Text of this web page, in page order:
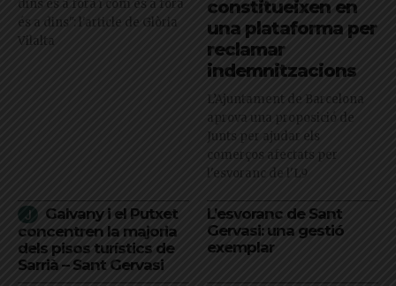
dins és a fora i com és a fora
és a dins": l'article de Glòria
Vilalta
constitueixen en
una plataforma per
reclamar
indemnitzacions
L’Ajuntament de Barcelona
aprova una proposició de
Junts per ajudar els
comerços afectats per
l'esvoranc de l'L9
Galvany i el Putxet
concentren la majoria
dels pisos turístics de
Sarrià – Sant Gervasi
L’esvoranc de Sant
Gervasi: una gestió
exemplar